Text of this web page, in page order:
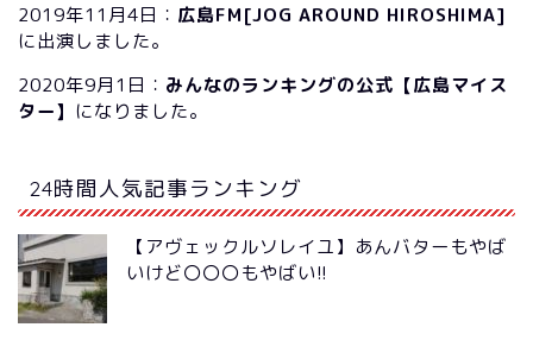
2019年11月4日： 広島FM[JOG AROUND HIROSHIMA]
に出演しました。
2020年9月1日： みんなのランキングの公式【広島マイス
ター】 になりました。
24時間人気記事ランキング
【アヴェックルソレイユ】あんバターもやば
いけど〇〇〇もやばい!!